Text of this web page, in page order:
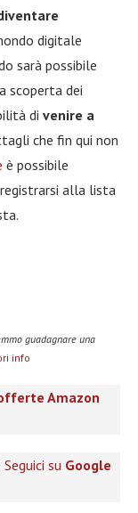
digitale
sarà possibile
scoperta dei
di venire a
che fin qui non
è possibile
alla lista
guadagnare una
info
Amazon
Seguici su Google